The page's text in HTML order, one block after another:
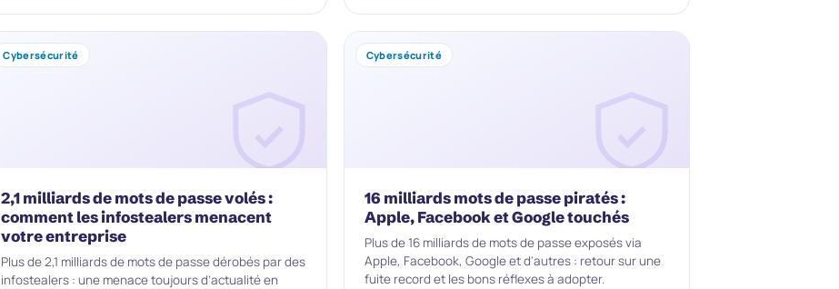
Cybersécurité
2,1 milliards de mots de passe volés :
comment les infostealers menacent
votre entreprise
Plus de 2,1 milliards de mots de passe dérobés par des
infostealers : une menace toujours d’actualité en
Cybersécurité
16 milliards mots de passe piratés :
Apple, Facebook et Google touchés
Plus de 16 milliards de mots de passe exposés via
Apple, Facebook, Google et d'autres : retour sur une
fuite record et les bons réflexes à adopter.